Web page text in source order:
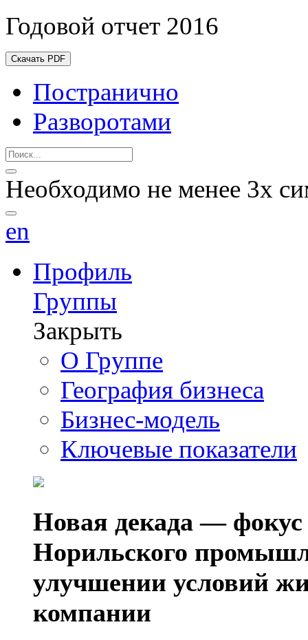
Годовой отчет 2016
Скачать PDF
Постранично
Разворотами
Необходимо не менее 3х
en
Профиль
Группы
Закрыть
О Группе
География бизнеса
Бизнес-модель
Ключевые показатели
Новая декада — фокус
Норильского
улучшении условий
компании